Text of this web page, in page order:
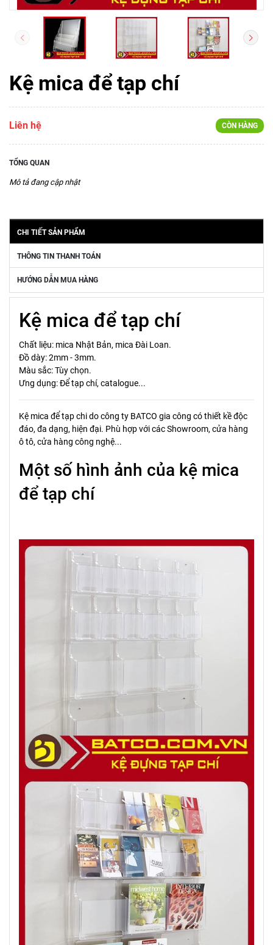
Kệ mica để tạp chí
Liên hệ CÒN HÀNG
TỔNG QUAN
Mô tả đang cập nhật
CHI TIẾT SẢN PHẨM
THÔNG TIN THANH TOÁN
HƯỚNG DẪN MUA HÀNG
Kệ mica để tạp chí
Chất liệu: mica Nhật Bản, mica Đài Loan.
Đồ dày: 2mm - 3mm.
Màu sắc: Tùy chọn.
Ưng dụng: Để tạp chí, catalogue...
Kệ mica để tạp chi do công ty BATCO gia công có thiết kề độc
đáo, đa dạng, hiện đại. Phù hợp với các Showroom, cửa hàng
ô tô, cửa hàng công nghệ...
Một số hình ảnh của kệ mica
để tạp chí